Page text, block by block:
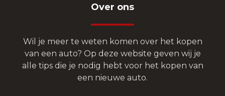
Over ons
Wil je meer te weten komen over het kopen
van een auto? Op deze website geven wij je
alle tips die je nodig hebt voor het kopen van
een nieuwe auto.